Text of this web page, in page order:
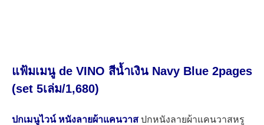
แฟ้มเมนู de VINO สีน้ำเงิน Navy Blue 2pages
(set 5เล่ม/1,680)
ปกเมนูไวน์ หนังลายผ้าแคนวาส ปกหนังลายผ้าแคนวาสหรู